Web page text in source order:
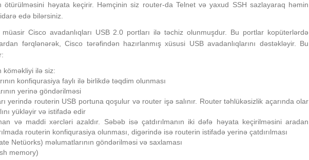
ötürülməsini həyata keçirir. Həmçinin siz router-da Telnet və yaxud SSH sazlayaraq həmin
edə bilərsiniz.
Cisco avadanlıqları USB 2.0 portları ilə təchiz olunmuşdur. Bu portlar kopüterlərdə
fərqlənərək, Cisco tərəfindən hazırlanmış xüsusi USB avadanlıqlarını dəstəkləyir. Bu
köməkliyi ilə siz:
konfiqurasiya faylı ilə birlikdə təqdim olunması
yerinə göndərilməsi
yerində routerin USB portuna qoşulur və router işə salınır. Router təhlükəsizlik açarında olar
yükləyir və istifadə edir
və maddi xərcləri azaldır. Səbəb isə çatdırılmanın iki dəfə həyata keçirilməsini aradan
routerin konfiqurasiya olunması, digərində isə routerin istifadə yerinə çatdırılması
Netüorks) məlumatlarının göndərilməsi və saxlaması
memory)